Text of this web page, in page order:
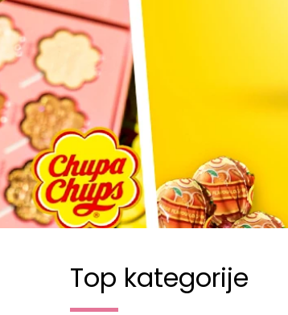
Top kategorije